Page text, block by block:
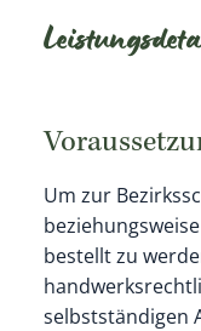
Um zur
bestellt zu
selbstständigen